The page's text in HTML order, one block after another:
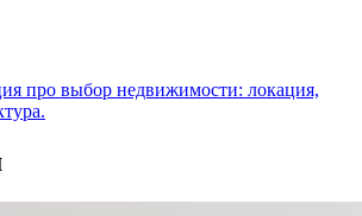
про выбор недвижимости: локация,